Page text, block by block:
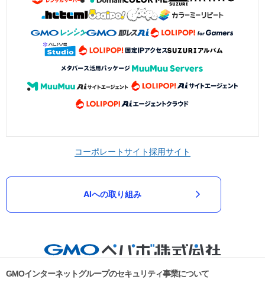
コーポレートサイト採用サイト
AIへの取り組み
GMOインターネットグループのセキュリティ事業について